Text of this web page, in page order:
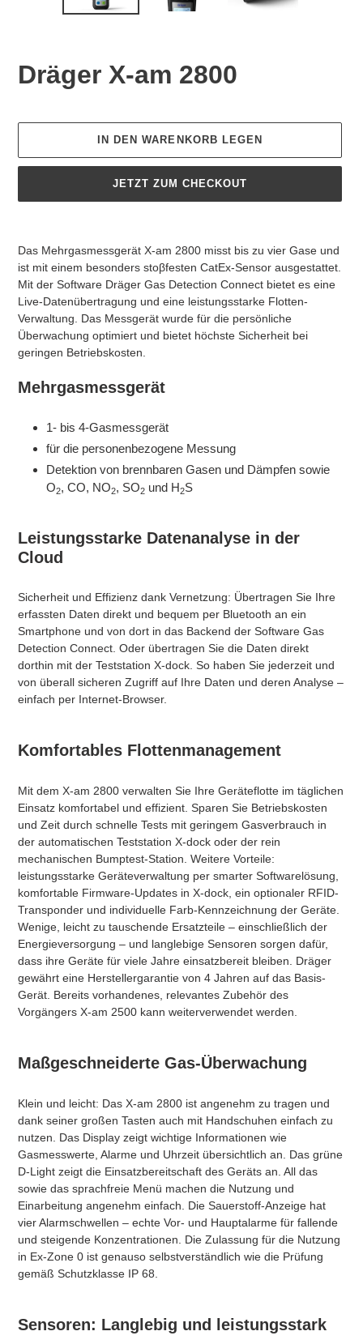
VORHERIGER
SCHIEBER
Dräger X-am 2800
Preis
IN DEN WARENKORB LEGEN
JETZT ZUM CHECKOUT
​Das Mehrgasmessgerät X-am 2800 misst bis zu vier Gase und
ist mit einem besonders stoβfesten CatEx-Sensor ausgestattet.
Mit der Software Dräger Gas Detection Connect bietet es eine
Live-Datenübertragung und eine leistungsstarke Flotten-
Verwaltung. Das Messgerät wurde für die persönliche
Überwachung optimiert und bietet höchste Sicherheit bei
geringen Betriebskosten.
Mehrgasmessgerät
1- bis 4-Gasmessgerät
für die personenbezogene Messung
Detektion von brennbaren Gasen und Dämpfen sowie
O2, CO, NO2, SO2 und H2S
Leistungsstarke Datenanalyse in der
Cloud
​Sicherheit und Effizienz dank Vernetzung: Übertragen Sie Ihre
erfassten Daten direkt und bequem per Bluetooth an ein
Smartphone und von dort in das Backend der Software Gas
Detection Connect. Oder übertragen Sie die Daten direkt
dorthin mit der Teststation X-dock. So haben Sie jederzeit und
von überall sicheren Zugriff auf Ihre Daten und deren Analyse –
einfach per Internet-Browser.
Komfortables Flottenmanagement
​Mit dem X-am 2800 verwalten Sie Ihre Geräteflotte im täglichen
Einsatz komfortabel und effizient. Sparen Sie Betriebskosten
und Zeit durch schnelle Tests mit geringem Gasverbrauch in
der automatischen Teststation X-dock oder der rein
mechanischen Bumptest-Station. Weitere Vorteile:
leistungsstarke Geräteverwaltung per smarter Softwarelösung,
komfortable Firmware-Updates in X-dock, ein optionaler RFID-
Transponder und individuelle Farb-Kennzeichnung der Geräte.
Wenige, leicht zu tauschende Ersatzteile – einschließlich der
Energieversorgung – und langlebige Sensoren sorgen dafür,
dass ihre Geräte für viele Jahre einsatzbereit bleiben. Dräger
gewährt eine Herstellergarantie von 4 Jahren auf das Basis-
Gerät. Bereits vorhandenes, relevantes Zubehör des
Vorgängers X-am 2500 kann weiterverwendet werden.
Maßgeschneiderte Gas-Überwachung
​Klein und leicht: Das X-am 2800 ist angenehm zu tragen und
dank seiner großen Tasten auch mit Handschuhen einfach zu
nutzen. Das Display zeigt wichtige Informationen wie
Gasmesswerte, Alarme und Uhrzeit übersichtlich an. Das grüne
D-Light zeigt die Einsatzbereitschaft des Geräts an. All das
sowie das sprachfreie Menü machen die Nutzung und
Einarbeitung angenehm einfach. Die Sauerstoff-Anzeige hat
vier Alarmschwellen – echte Vor- und Hauptalarme für fallende
und steigende Konzentrationen. Die Zulassung für die Nutzung
in Ex-Zone 0 ist genauso selbstverständlich wie die Prüfung
gemäß Schutzklasse IP 68.
Sensoren: Langlebig und leistungsstark